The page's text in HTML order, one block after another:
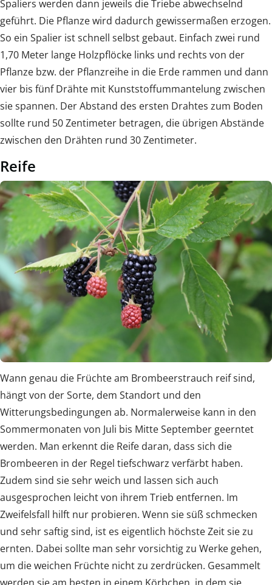
Spaliers werden dann jeweils die Triebe abwechselnd
geführt. Die Pflanze wird dadurch gewissermaßen erzogen.
So ein Spalier ist schnell selbst gebaut. Einfach zwei rund
1,70 Meter lange Holzpflöcke links und rechts von der
Pflanze bzw. der Pflanzreihe in die Erde rammen und dann
vier bis fünf Drähte mit Kunststoffummantelung zwischen
sie spannen. Der Abstand des ersten Drahtes zum Boden
sollte rund 50 Zentimeter betragen, die übrigen Abstände
zwischen den Drähten rund 30 Zentimeter.
Reife
Wann genau die Früchte am Brombeerstrauch reif sind,
hängt von der Sorte, dem Standort und den
Witterungsbedingungen ab. Normalerweise kann in den
Sommermonaten von Juli bis Mitte September geerntet
werden. Man erkennt die Reife daran, dass sich die
Brombeeren in der Regel tiefschwarz verfärbt haben.
Zudem sind sie sehr weich und lassen sich auch
ausgesprochen leicht von ihrem Trieb entfernen. Im
Zweifelsfall hilft nur probieren. Wenn sie süß schmecken
und sehr saftig sind, ist es eigentlich höchste Zeit sie zu
ernten. Dabei sollte man sehr vorsichtig zu Werke gehen,
um die weichen Früchte nicht zu zerdrücken. Gesammelt